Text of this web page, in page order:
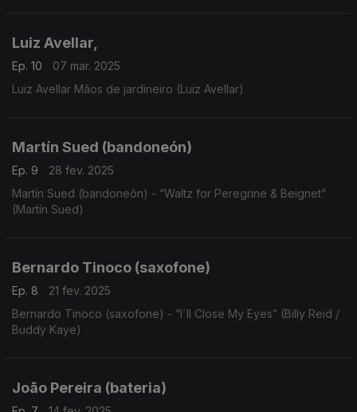
Luiz Avellar,
Ep. 10
07 mar. 2025
Luiz Avellar Mãos de jardineiro (Luiz Avellar)
Martín Sued (bandoneón)
Ep. 9
28 fev. 2025
Martín Sued (bandoneón) - “Waltz for Peregrine & Beignet”
(Martín Sued)
Bernardo Tinoco (saxofone)
Ep. 8
21 fev. 2025
Bernardo Tinoco (saxofone) - “I´ll Close My Eyes” (Billy Reid /
Buddy Kaye)
João Pereira (bateria)